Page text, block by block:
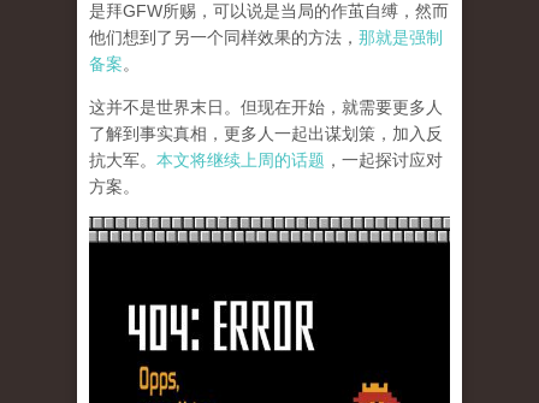
是拜GFW所赐，可以说是当局的作茧自缚，然而
他们想到了另一个同样效果的方法， 那就是强制
备案。
这并不是世界末日。但现在开始，就需要更多人
了解到事实真相，更多人一起出谋划策，加入反
抗大军。 本文将继续上周的话题 ，一起探讨应对
方案。